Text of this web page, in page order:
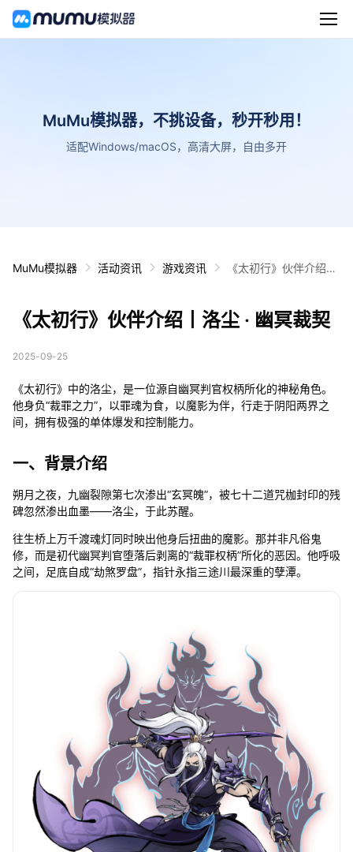
MuMu模拟器，不挑设备，秒开秒用！
适配Windows/macOS，高清大屏，自由多开
MuMu模拟器 活动资讯 游戏资讯
《太初行》伙伴介绍丨
《太初行》伙伴介绍丨洛尘 · 幽冥裁契
2025-09-25
《太初行》中的洛尘，是一位源自幽冥判官权柄所化的神秘角色。
他身负“裁罪之力”，以罪魂为食，以魔影为伴，行走于阴阳两界之
间，拥有极强的单体爆发和控制能力。
一、背景介绍
朔月之夜，九幽裂隙第七次渗出“玄冥魄”，被七十二道咒枷封印的残
碑忽然渗出血墨——洛尘，于此苏醒。
往生桥上万千渡魂灯同时映出他身后扭曲的魔影。那并非凡俗鬼
修，而是初代幽冥判官堕落后剥离的“裁罪权柄”所化的恶因。他呼吸
之间，足底自成“劫煞罗盘”，指针永指三途川最深重的孽潭。